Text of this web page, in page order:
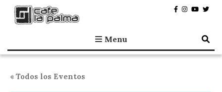
Café la Palma
Programando música en directo en Madrid, desde 1995.
Menu
« Todos los Eventos